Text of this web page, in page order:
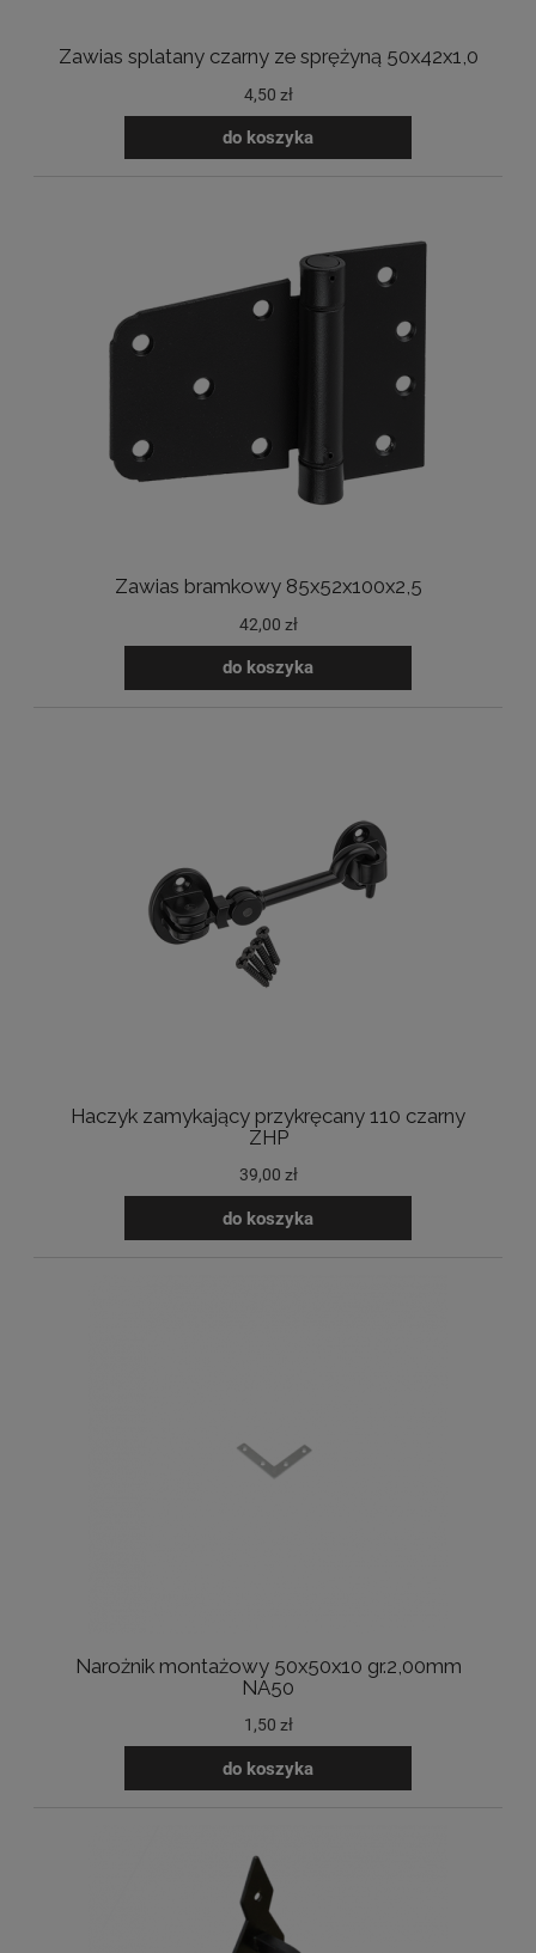
Zawias splatany czarny ze sprężyną 50x42x1,0
4,50 zł
do koszyka
Zawias bramkowy 85x52x100x2,5
42,00 zł
do koszyka
Haczyk zamykający przykręcany 110 czarny
ZHP
39,00 zł
do koszyka
Narożnik montażowy 50x50x10 gr.2,00mm
NA50
1,50 zł
do koszyka